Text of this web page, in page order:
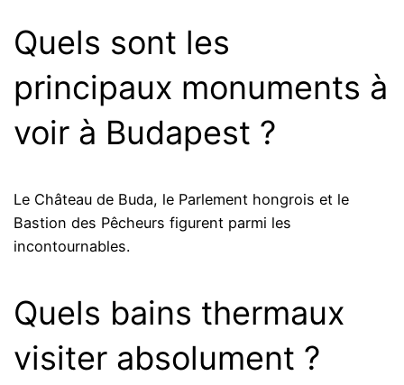
Quels sont les
principaux monuments à
voir à Budapest ?
Le Château de Buda, le Parlement hongrois et le
Bastion des Pêcheurs figurent parmi les
incontournables.
Quels bains thermaux
visiter absolument ?